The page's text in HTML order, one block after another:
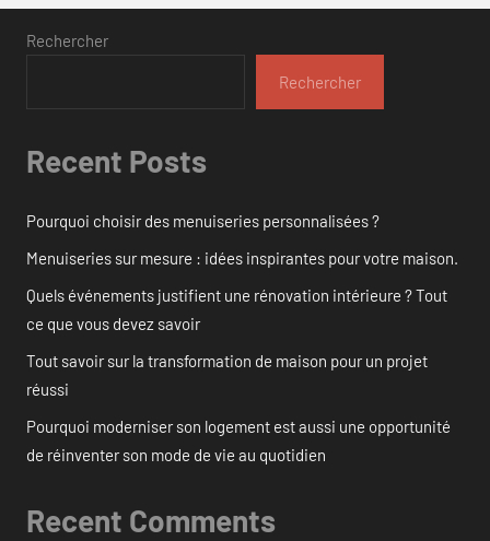
Rechercher
Rechercher
Recent Posts
Pourquoi choisir des menuiseries personnalisées ?
Menuiseries sur mesure : idées inspirantes pour votre maison.
Quels événements justifient une rénovation intérieure ? Tout
ce que vous devez savoir
Tout savoir sur la transformation de maison pour un projet
réussi
Pourquoi moderniser son logement est aussi une opportunité
de réinventer son mode de vie au quotidien
Recent Comments